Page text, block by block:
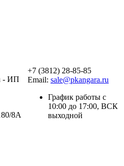
- ИП
8А
+7 (3812) 28-85-85
Email: sale@pkangara.ru
График работы с
10:00 до 17:00, ВСК
выходной